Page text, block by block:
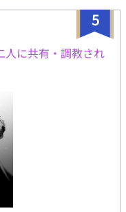
かある回はエロがある
5
人に共有・調教され